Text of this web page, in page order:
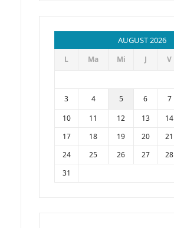
AUGUST 2026
L Ma Mi J V
3
4 5 6 7
10
11 12 13 14
17
18 19 20 21
24
25 26 27 28
31